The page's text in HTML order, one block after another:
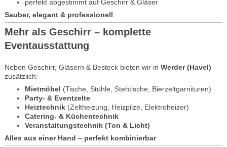
perfekt abgestimmt auf Geschirr & Gläser
Sauber, elegant & professionell
Mehr als Geschirr – komplette
Eventausstattung
Neben Geschirr, Gläsern & Besteck bieten wir in Werder (Havel)
zusätzlich:
Mietmöbel (Tische, Stühle, Stehtische, Bierzeltgarnituren)
Party- & Eventzelte
Heiztechnik(Zeltheizung, Heizpilze, Elektroheizer)
Catering- & Küchentechnik
Veranstaltungstechnik (Ton & Licht)
Alles aus einer Hand – perfekt kombinierbar